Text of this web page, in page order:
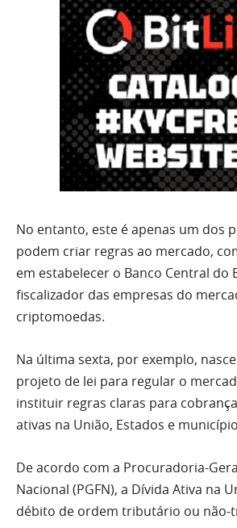
No entanto, este é apenas um dos
podem criar regras ao mercado,
em estabelecer o Banco Central do
fiscalizador das empresas do
criptomoedas.
Na última sexta, por exemplo,
projeto de lei para regular o
instituir regras claras para
ativas na União, Estados e
De acordo com a Procuradoria-
Nacional (PGFN), a Dívida Ativa na
débito de ordem tributário ou não-